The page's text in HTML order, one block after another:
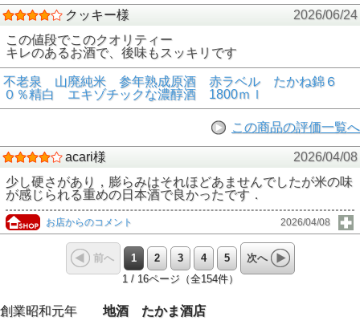
クッキー様
2026/06/24
この値段でこのクオリティー
キレのあるお酒で、後味もスッキリです
不老泉 山廃純米 参年熟成原酒 赤ラベル たかね錦６
０％精白 エキゾチックな濃醇酒 1800ｍｌ
この商品の評価一覧へ
acari様
2026/04/08
少し硬さがあり，膨らみはそれほどあませんでしたが米の味
が感じられる重めの日本酒で良かったです．
お店からのコメント 2026/04/08
前へ 1 2 3 4 5
次へ
1 / 16ページ（全154件）
創業昭和元年 地酒 たかま酒店